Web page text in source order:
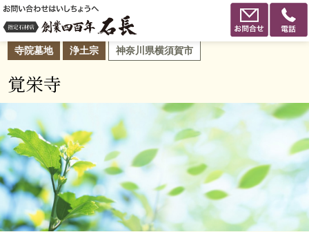
寺院墓地 浄土宗 神奈川県横須賀市
覚栄寺